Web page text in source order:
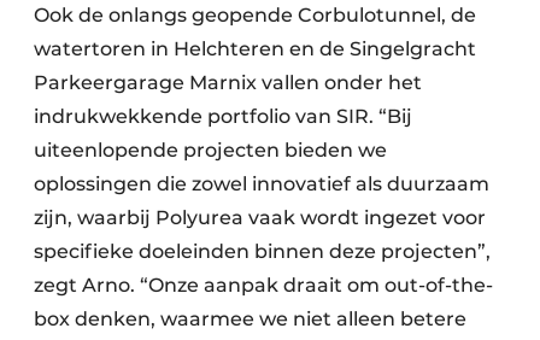
Ook de onlangs geopende Corbulotunnel, de
watertoren in Helchteren en de Singelgracht
Parkeergarage Marnix vallen onder het
indrukwekkende portfolio van SIR. “Bij
uiteenlopende projecten bieden we
oplossingen die zowel innovatief als duurzaam
zijn, waarbij Polyurea vaak wordt ingezet voor
specifieke doeleinden binnen deze projecten”,
zegt Arno. “Onze aanpak draait om out-of-the-
box denken, waarmee we niet alleen betere